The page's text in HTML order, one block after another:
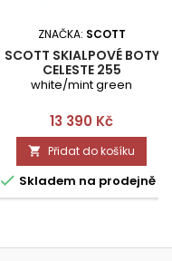
ZNAČKA: SCOTT
SCOTT SKIALPOVÉ BOTY
CELESTE 255
white/mint green
Cena
13 390 Kč
 Přidat do košíku
 Skladem na prodejně